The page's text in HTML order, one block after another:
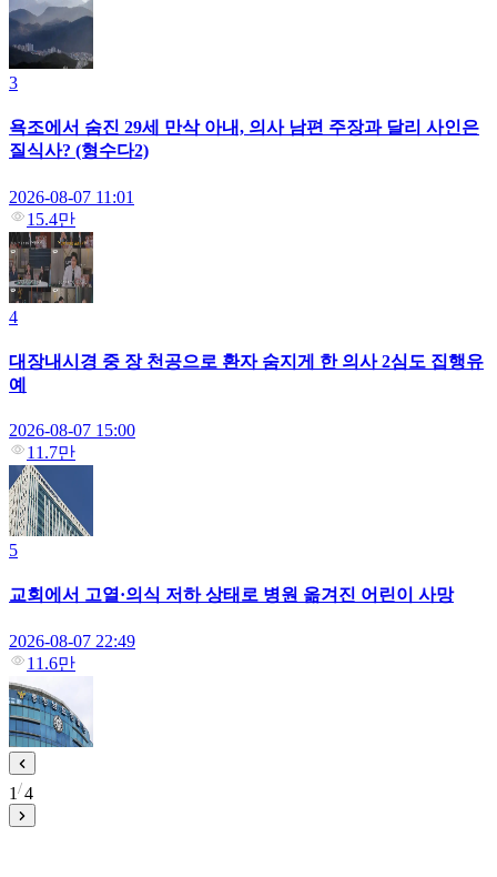
3
욕조에서 숨진 29세 만삭 아내, 의사 남편 주장과 달리 사인은
질식사? (형수다2)
2026-08-07 11:01
15.4만
4
대장내시경 중 장 천공으로 환자 숨지게 한 의사 2심도 집행유
예
2026-08-07 15:00
11.7만
5
교회에서 고열·의식 저하 상태로 병원 옮겨진 어린이 사망
2026-08-07 22:49
11.6만
1 4